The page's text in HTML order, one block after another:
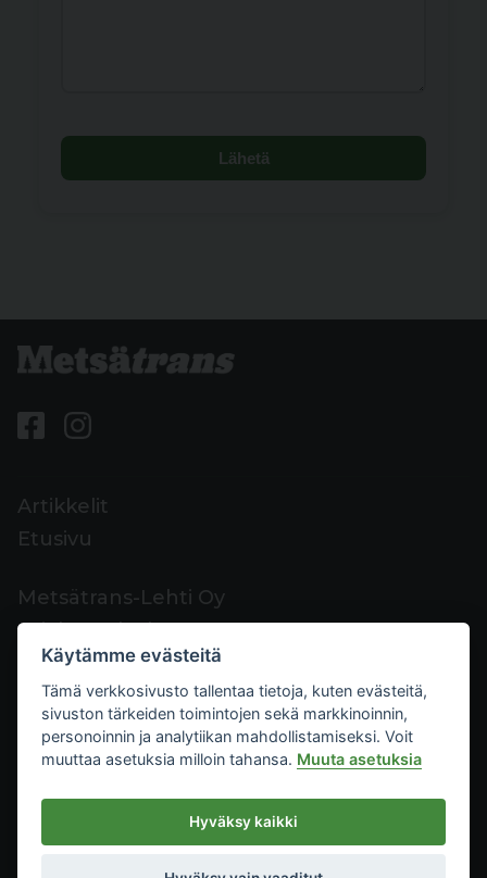
Lähetä
Artikkelit
Etusivu
Metsätrans-Lehti Oy
Asiakaspalvelu
Yhteystiedot
Palaute
Mediakortti
Metsätrans-Lehti Oy
2026
Tietosuoja
Käytämme evästeitä
Tämä verkkosivusto tallentaa tietoja, kuten evästeitä,
sivuston tärkeiden toimintojen sekä markkinoinnin,
personoinnin ja analytiikan mahdollistamiseksi. Voit
muuttaa asetuksia milloin tahansa. Muuta asetuksia
Hyväksy kaikki